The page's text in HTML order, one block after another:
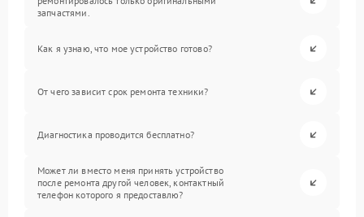
запчастями.
Как я узнаю, что мое устройство готово?
От чего зависит срок ремонта техники?
Диагностика проводится бесплатно?
Может ли вместо меня принять устройство
после ремонта другой человек, контактный
телефон которого я предоставлю?